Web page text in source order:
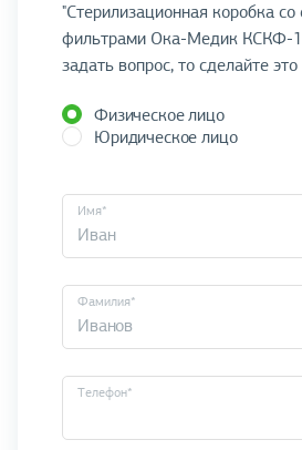
"Стерилизационная коробка
фильтрами Ока-Медик КСКФ-
задать вопрос, то сделайте
Физическое лицо
Юридическое лицо
Имя*
Фамилия*
Телефон*